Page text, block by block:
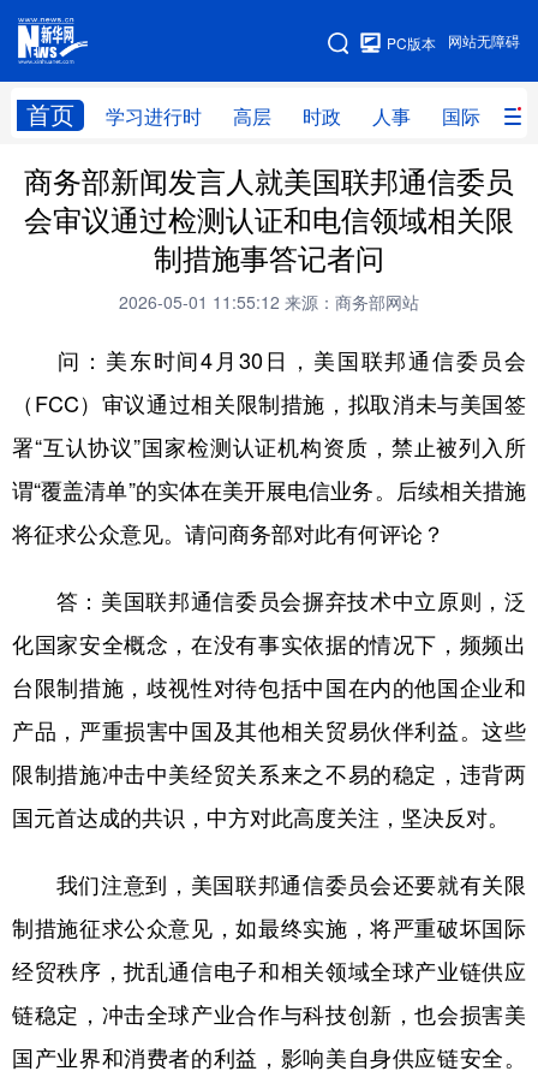
网站无障碍
PC版本
首页 学习进行时 高层 时政 人事 国际 财
网站地图
学习进行时 高层 时政 人事
国际 财经 网评 港澳
法律 中央文件 金融 汽车
食品 人居 信息化 数字经济
城市 旅游 能源 会展
彩票 娱乐 时尚 悦读
公益 一带一路 亚太网 上市公司
文化产业
地方频道
北京 天津 河北 山西
辽宁 吉林 上海 江苏
浙江 安徽 福建 江西
商务部新闻发言人就美国联邦通信委员
会审议通过检测认证和电信领域相关限
制措施事答记者问
2026-05-01 11:55:12 来源：商务部网站
问：美东时间4月30日，美国联邦通信委员会
（FCC）审议通过相关限制措施，拟取消未与美国签
署“互认协议”国家检测认证机构资质，禁止被列入所
谓“覆盖清单”的实体在美开展电信业务。后续相关措施
将征求公众意见。请问商务部对此有何评论？
答：美国联邦通信委员会摒弃技术中立原则，泛
化国家安全概念，在没有事实依据的情况下，频频出
台限制措施，歧视性对待包括中国在内的他国企业和
产品，严重损害中国及其他相关贸易伙伴利益。这些
限制措施冲击中美经贸关系来之不易的稳定，违背两
国元首达成的共识，中方对此高度关注，坚决反对。
我们注意到，美国联邦通信委员会还要就有关限
制措施征求公众意见，如最终实施，将严重破坏国际
经贸秩序，扰乱通信电子和相关领域全球产业链供应
链稳定，冲击全球产业合作与科技创新，也会损害美
国产业界和消费者的利益，影响美自身供应链安全。